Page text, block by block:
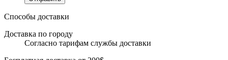
Способы доставки
Доставка по городу
Согласно тарифам службы доставки